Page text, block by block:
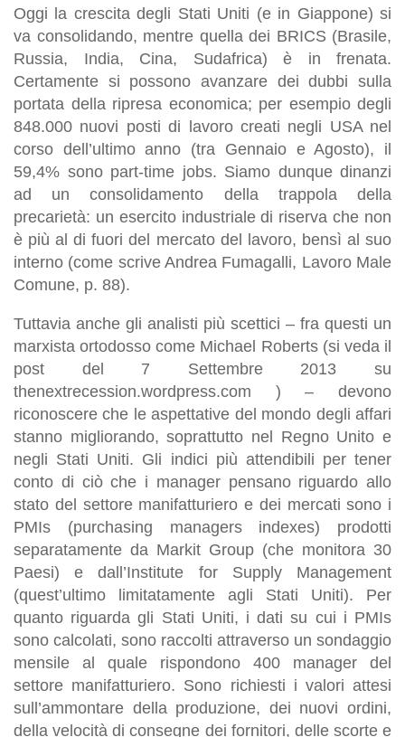
Oggi la crescita degli Stati Uniti (e in Giappone) si
va consolidando, mentre quella dei BRICS (Brasile,
Russia, India, Cina, Sudafrica) è in frenata.
Certamente si possono avanzare dei dubbi sulla
portata della ripresa economica; per esempio degli
848.000 nuovi posti di lavoro creati negli USA nel
corso dell’ultimo anno (tra Gennaio e Agosto), il
59,4% sono part-time jobs. Siamo dunque dinanzi
ad un consolidamento della trappola della
precarietà: un esercito industriale di riserva che non
è più al di fuori del mercato del lavoro, bensì al suo
interno (come scrive Andrea Fumagalli, Lavoro Male
Comune, p. 88).
Tuttavia anche gli analisti più scettici – fra questi un
marxista ortodosso come Michael Roberts (si veda il
post del 7 Settembre 2013 su
thenextrecession.wordpress.com ) – devono
riconoscere che le aspettative del mondo degli affari
stanno migliorando, soprattutto nel Regno Unito e
negli Stati Uniti. Gli indici più attendibili per tener
conto di ciò che i manager pensano riguardo allo
stato del settore manifatturiero e dei mercati sono i
PMIs (purchasing managers indexes) prodotti
separatamente da Markit Group (che monitora 30
Paesi) e dall’Institute for Supply Management
(quest’ultimo limitatamente agli Stati Uniti). Per
quanto riguarda gli Stati Uniti, i dati su cui i PMIs
sono calcolati, sono raccolti attraverso un sondaggio
mensile al quale rispondono 400 manager del
settore manifatturiero. Sono richiesti i valori attesi
sull’ammontare della produzione, dei nuovi ordini,
della velocità di consegne dei fornitori, delle scorte e